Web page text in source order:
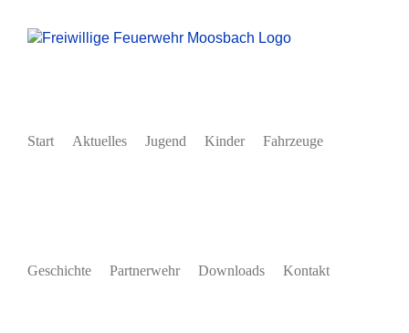
Inhalt
Start Aktuelles Jugend Kinder Fahrzeuge
Geschichte Partnerwehr Downloads Kontakt